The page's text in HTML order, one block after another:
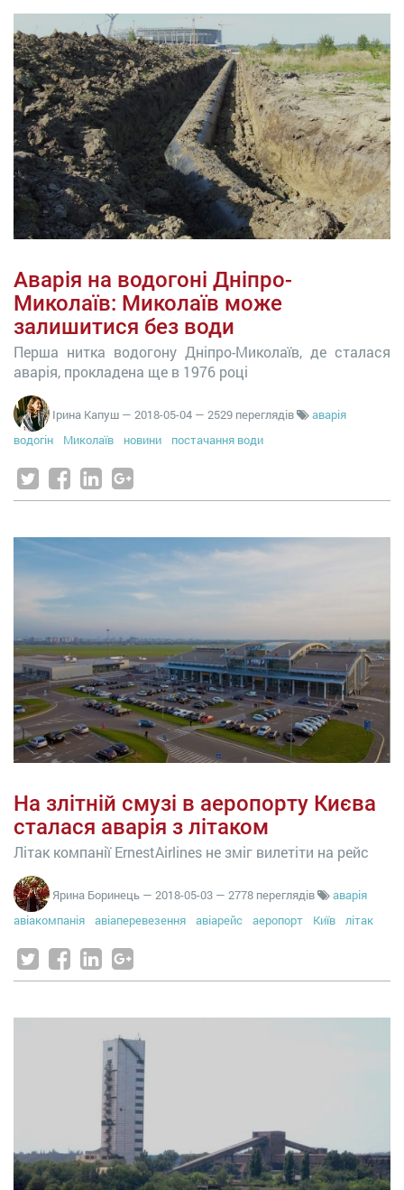
Аварія на водогоні Дніпро-
Миколаїв: Миколаїв може
залишитися без води
Перша нитка водогону Дніпро-Миколаїв, де сталася
аварія, прокладена ще в 1976 році
Ірина Капуш — 2018-05-04 — 2529 переглядів
аварія
водогін
Миколаїв новини постачання води
На злітній смузі в аеропорту Києва
сталася аварія з літаком
Літак компанії ErnestAirlines не зміг вилетіти на рейс
Ярина Боринець — 2018-05-03 — 2778 переглядів
аварія
авіакомпанія
авіаперевезення авіарейс аеропорт Київ літак